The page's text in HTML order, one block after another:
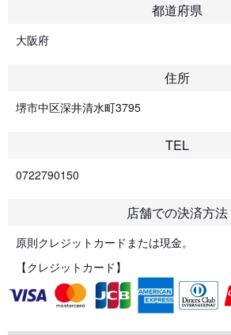
都道府県
大阪府
住所
堺市中区深井清水町3795
TEL
0722790150
店舗での決済方法
原則クレジットカードまたは現金。
【クレジットカード】